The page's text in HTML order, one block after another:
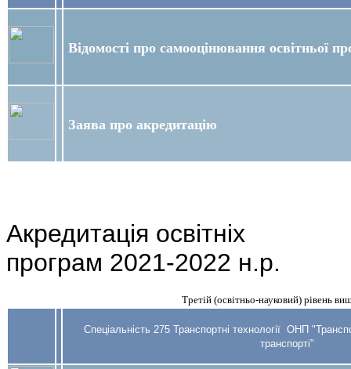
Відомості про самооцінювання освітньої
Заява про акредитацію
Акредитація освітніх
програм 2021-2022 н.р.
Третій (освітньо-науковий) рівень
Спеціальність 275 Транспортні технології ОНП
транспорті"